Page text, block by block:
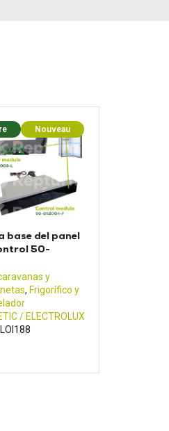
Nouveau
base del panel
50-
y
, Frigorífico y
/ ELECTROLUX
LOI188